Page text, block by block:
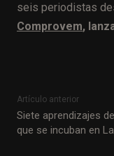
seis periodistas
Comprovem,
Artículo anterior
Siete aprendizajes
que se incuban en